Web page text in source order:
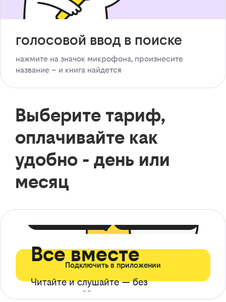
голосовой ввод в поиске
нажмите на значок микрофона, произнесите
название – и книга найдется
Выберите тариф,
оплачивайте как
удобно - день или
месяц
Все вместе
Читайте и слушайте — без
ограничений*
Подключить в приложении